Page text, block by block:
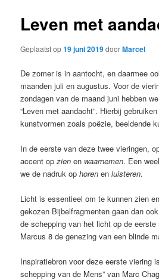
Leven met
Geplaatst op19 juni 2019doorMarcel
De zomer is in aantocht, en daarmee
maanden juli en augustus. Voor de
zondagen van de maand juni hebben
“Leven met aandacht”. Hierbij
kunstvormen zoals poëzie, beeldende
In de eerste van deze twee vieringen,
accent opzien en waarnemen. Een
we de nadruk ophoren enluisteren.
Licht is essentieel om te kunnen zien
gekozen Bijbelfragmenten gaan dan
de schepping van het licht op de
Marcus 8 de genezing van een blinde
Inspiratiebron voor deze eerste viering
schepping van de Mens” van Marc